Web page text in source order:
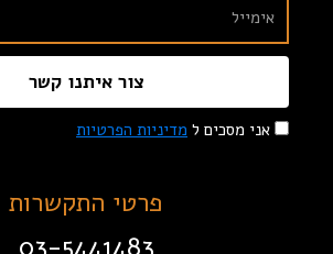
אני מסכים ל מדיניות הפרטיות
צור איתנו קשר
פרטי התקשרות